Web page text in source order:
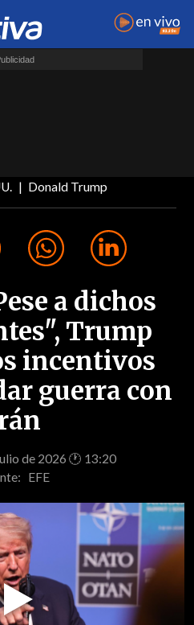
Donald Trump
a dichos
Trump
incentivos
guerra con
de 2026 🕐 13:20
EFE